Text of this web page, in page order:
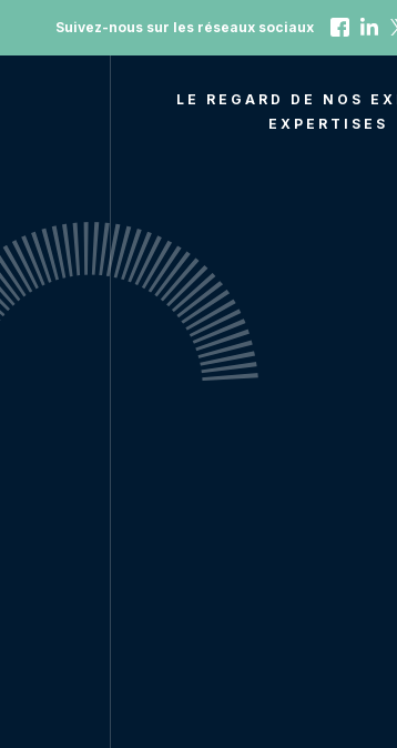
Suivez-nous sur les réseaux sociaux
LE REGARD DE NOS
EXPERTISES